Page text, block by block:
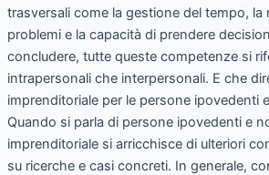
trasversali come la gestione del tempo, la
problemi e la capacità di prendere
concludere, tutte queste competenze si
intrapersonali che interpersonali. E che
imprenditoriale per le persone ipovedenti
Quando si parla di persone ipovedenti e
imprenditoriale si arricchisce di ulteriori
su ricerche e casi concreti. In generale,